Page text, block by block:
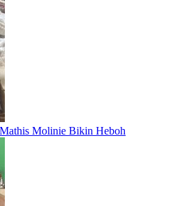
Molinie Bikin Heboh